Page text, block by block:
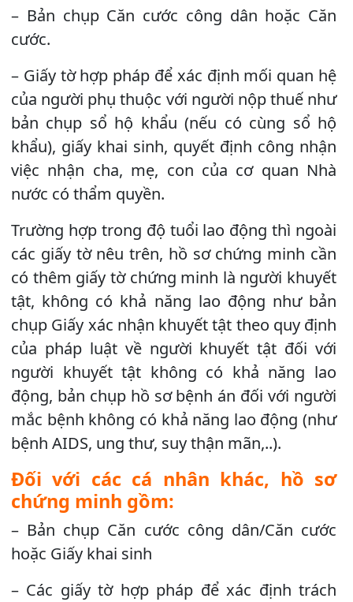
– Bản chụp Căn cước công dân hoặc Căn
cước.
– Giấy tờ hợp pháp để xác định mối quan hệ
của người phụ thuộc với người nộp thuế như
bản chụp sổ hộ khẩu (nếu có cùng sổ hộ
khẩu), giấy khai sinh, quyết định công nhận
việc nhận cha, mẹ, con của cơ quan Nhà
nước có thẩm quyền.
Trường hợp trong độ tuổi lao động thì ngoài
các giấy tờ nêu trên, hồ sơ chứng minh cần
có thêm giấy tờ chứng minh là người khuyết
tật, không có khả năng lao động như bản
chụp Giấy xác nhận khuyết tật theo quy định
của pháp luật về người khuyết tật đối với
người khuyết tật không có khả năng lao
động, bản chụp hồ sơ bệnh án đối với người
mắc bệnh không có khả năng lao động (như
bệnh AIDS, ung thư, suy thận mãn,..).
Đối với các cá nhân khác, hồ sơ
chứng minh gồm:
– Bản chụp Căn cước công dân/Căn cước
hoặc Giấy khai sinh
– Các giấy tờ hợp pháp để xác định trách